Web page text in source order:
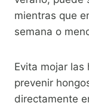
mientras que
semana o
Evita mojar las
prevenir
directamente